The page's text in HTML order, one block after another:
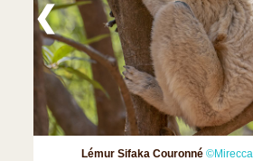
Lémur Sifaka Couronné ©Mirecca
❮